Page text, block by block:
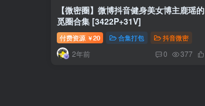
【微密圈】微博抖音健身美女博主鹿瑶的
觅圈合集 [3422P+31V]
付费资源 ￥20 合集打包 抖音微密
2年前 0 377